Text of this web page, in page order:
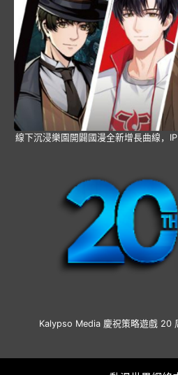
線下沉浸樂園開闢國漫全新增長曲線，
Kalypso Media 慶祝策略遊戲